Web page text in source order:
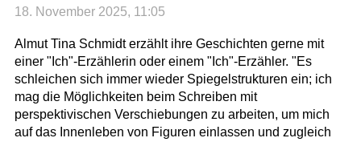
18. November 2025, 11:05
Almut Tina Schmidt erzählt ihre Geschichten gerne mit
einer "Ich"-Erzählerin oder einem "Ich"-Erzähler. "Es
schleichen sich immer wieder Spiegelstrukturen ein; ich
mag die Möglichkeiten beim Schreiben mit
perspektivischen Verschiebungen zu arbeiten, um mich
auf das Innenleben von Figuren einlassen und zugleich